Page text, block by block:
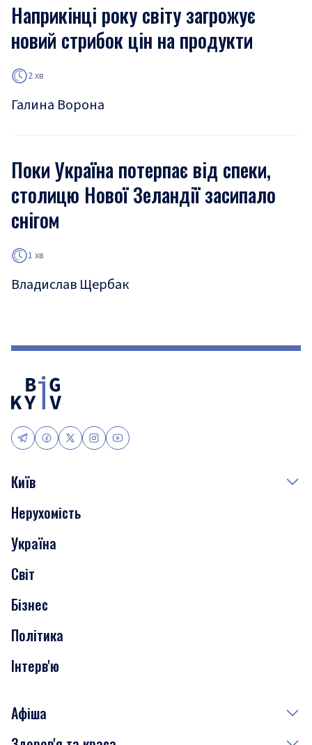
Наприкінці року світу загрожує
новий стрибок цін на продукти
2 хв
Галина Ворона
Поки Україна потерпає від спеки,
столицю Нової Зеландії засипало
снігом
1 хв
Владислав Щербак
Київ
Події
Скандали
Нерухомість
Транспорт
Нерухомість
Україна
Світ
Бізнес
Політика
Інтерв'ю
Афіша